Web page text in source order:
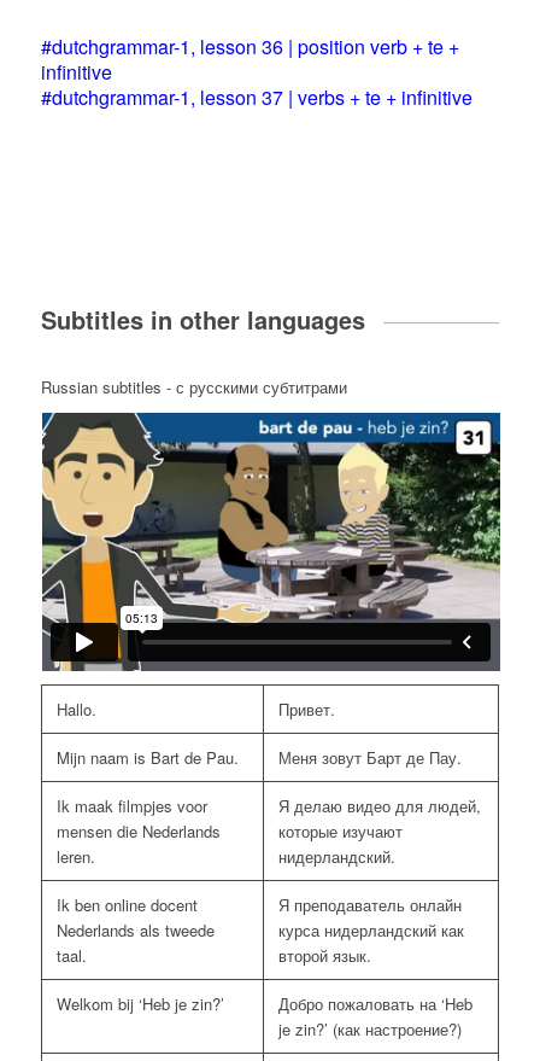
#dutchgrammar-1, lesson 36 | position verb + te +
infinitive
#dutchgrammar-1, lesson 37 | verbs + te + infinitive
Subtitles in other languages
Russian subtitles - с русскими субтитрами
Hallo. Привет.
Mijn naam is Bart de Pau. Меня зовут Барт де Пау.
Ik maak filmpjes voor
mensen die Nederlands
leren.
Я делаю видео для людей,
которые изучают
нидерландский.
Ik ben online docent
Nederlands als tweede
taal.
Я преподаватель онлайн
курса нидерландский как
второй язык.
Welkom bij ‘Heb je zin?’
Добро пожаловать на ‘Heb
je zin?’ (как настроение?)